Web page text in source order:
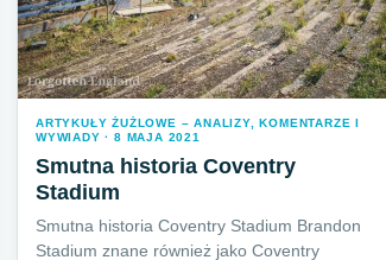
ARTYKUŁY ŻUŻLOWE – ANALIZY, KOMENTARZE I
WYWIADY · 8 MAJA 2021
Smutna historia Coventry
Stadium
Smutna historia Coventry Stadium Brandon
Stadium znane również jako Coventry